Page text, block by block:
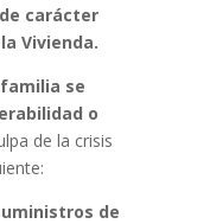
carácter
Vivienda.
se
o
de la crisis
de